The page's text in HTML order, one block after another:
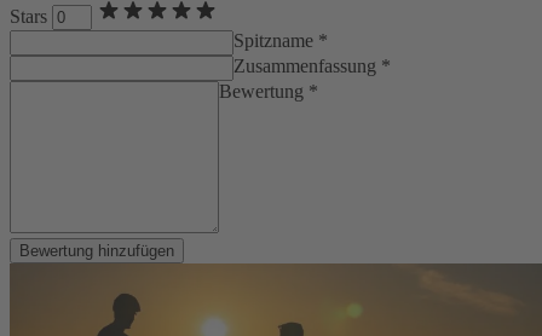
Stars
Spitzname *
Zusammenfassung *
Bewertung *
Bewertung hinzufügen